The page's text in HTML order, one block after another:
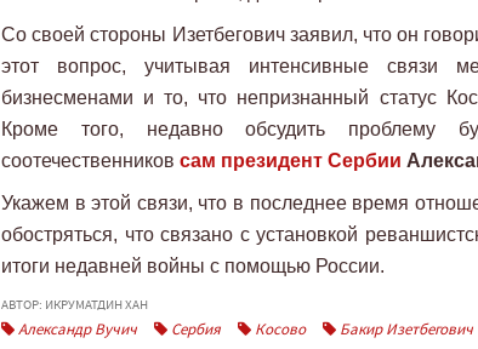
Со своей стороны Изетбегович заявил, что он
этот вопрос, учитывая интенсивные связи
бизнесменами и то, что непризнанный статус
Кроме того, недавно обсудить проблему
соотечественников сам президент Сербии
Укажем в этой связи, что в последнее время
обостряться, что связано с установкой
итоги недавней войны с помощью России.
АВТОР: ИКРУМАТДИН ХАН
Александр Вучич Сербия Косово Бакир Изетбегович